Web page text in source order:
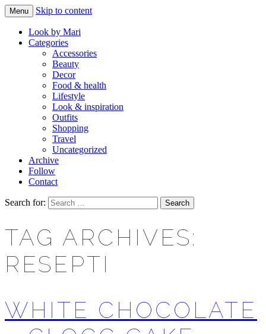
LOOK BY MARI
Makeup & beauty blog
Menu Skip to content
Look by Mari
Categories
Accessories
Beauty
Decor
Food & health
Lifestyle
Look & inspiration
Outfits
Shopping
Travel
Uncategorized
Archive
Follow
Contact
Search for:
TAG ARCHIVES:
RESEPTI
WHITE CHOCOLATE